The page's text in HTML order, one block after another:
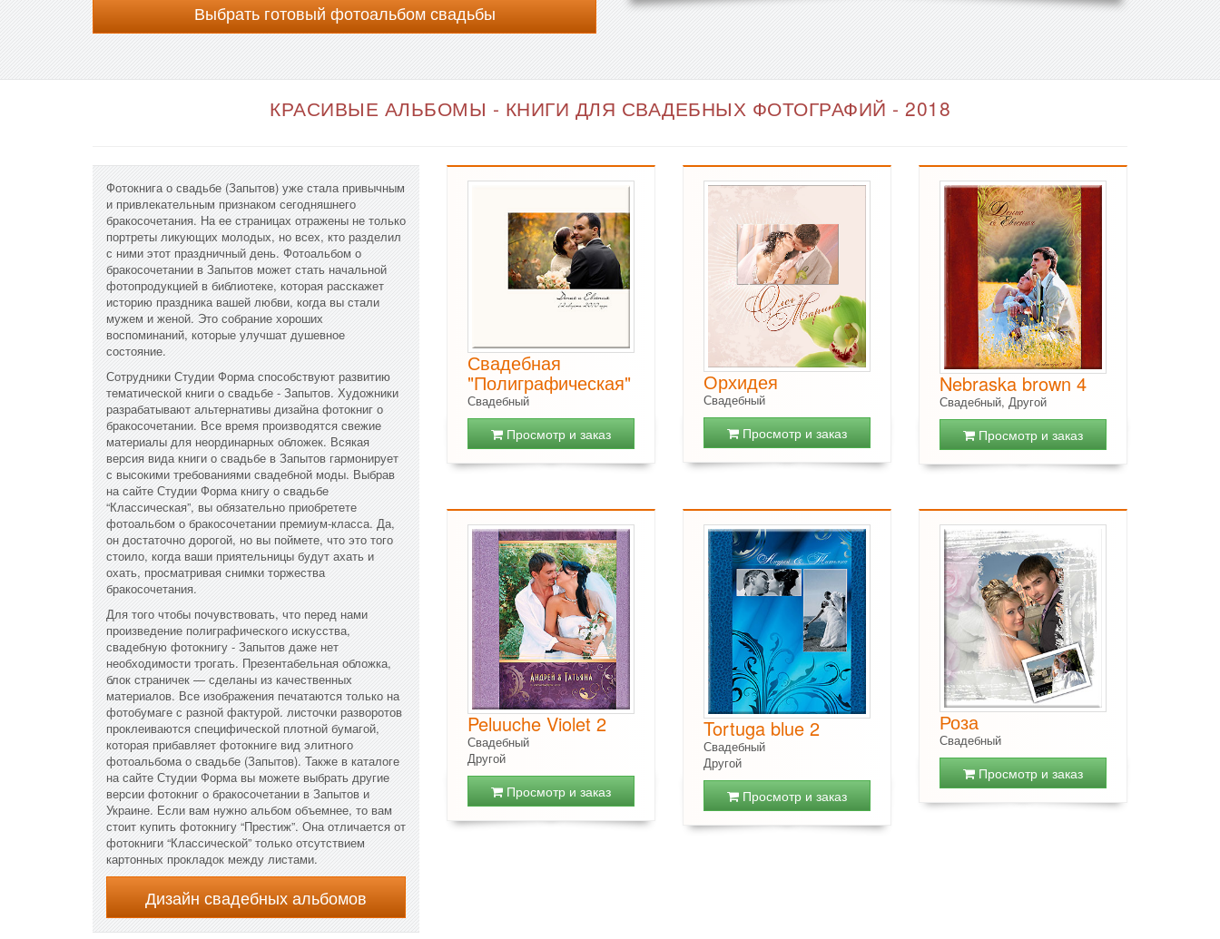
Выбрать готовый фотоальбом свадьбы
КРАСИВЫЕ АЛЬБОМЫ - КНИГИ ДЛЯ СВАДЕБНЫХ ФОТОГРАФИЙ - 2018
Фотокнига о свадьбе (Запытов) уже стала привычным
и привлекательным признаком сегодняшнего
бракосочетания. На ее страницах отражены не только
портреты ликующих молодых, но всех, кто разделил
с ними этот праздничный день. Фотоальбом о
бракосочетании в Запытов может стать начальной
фотопродукцией в библиотеке, которая расскажет
историю праздника вашей любви, когда вы стали
мужем и женой. Это собрание хороших
воспоминаний, которые улучшат душевное
состояние.
Сотрудники Студии Форма способствуют развитию
тематической книги о свадьбе - Запытов. Художники
разрабатывают альтернативы дизайна фотокниг о
бракосочетании. Все время производятся свежие
материалы для неординарных обложек. Всякая
версия вида книги о свадьбе в Запытов гармонирует
с высокими требованиями свадебной моды. Выбрав
на сайте Студии Форма книгу о свадьбе
“Классическая”, вы обязательно приобретете
фотоальбом о бракосочетании премиум-класса. Да,
он достаточно дорогой, но вы поймете, что это того
стоило, когда ваши приятельницы будут ахать и
охать, просматривая снимки торжества
бракосочетания.
Для того чтобы почувствовать, что перед нами
произведение полиграфического искусства,
свадебную фотокнигу - Запытов даже нет
необходимости трогать. Презентабельная обложка,
блок страничек — сделаны из качественных
материалов. Все изображения печатаются только на
фотобумаге с разной фактурой. листочки разворотов
проклеиваются специфической плотной бумагой,
которая прибавляет фотокниге вид элитного
фотоальбома о свадьбе (Запытов). Также в каталоге
на сайте Студии Форма вы можете выбрать другие
версии фотокниг о бракосочетании в Запытов и
Украине. Если вам нужно альбом объемнее, то вам
стоит купить фотокнигу “Престиж”. Она отличается от
фотокниги “Классической” только отсутствием
картонных прокладок между листами.
Дизайн свадебных альбомов
Свадебная
"Полиграфическая"
Свадебный
Просмотр и заказ
Орхидея
Свадебный
Просмотр и заказ
Nebraska brown 4
Свадебный, Другой
Просмотр и заказ
Peluuche Violet 2
Свадебный
Другой
Просмотр и заказ
Tortuga blue 2
Свадебный
Другой
Просмотр и заказ
Роза
Свадебный
Просмотр и заказ